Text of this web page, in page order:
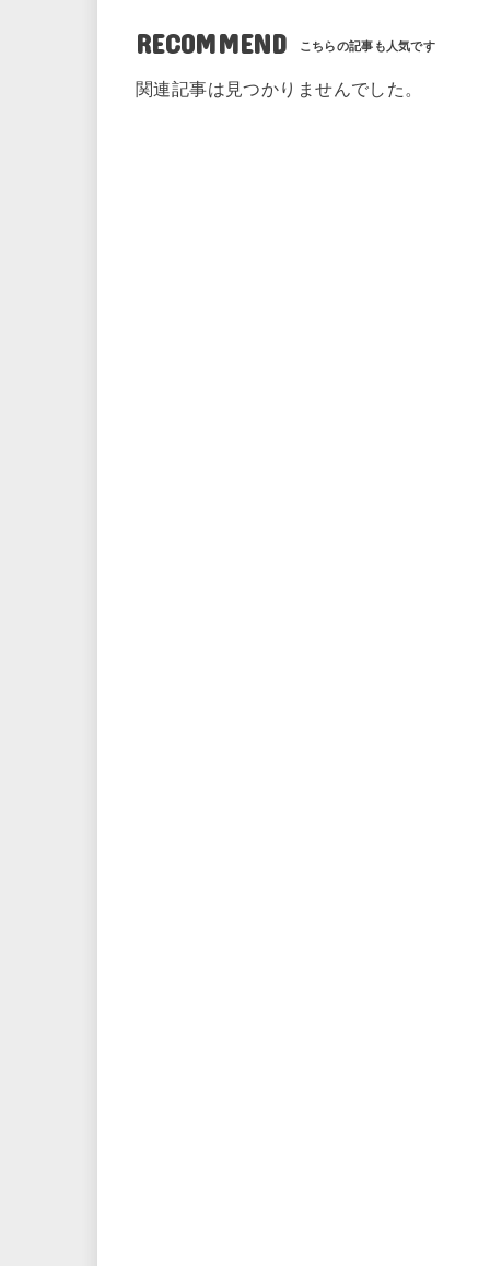
RECOMMEND
関連記事は見つかりませんでした。